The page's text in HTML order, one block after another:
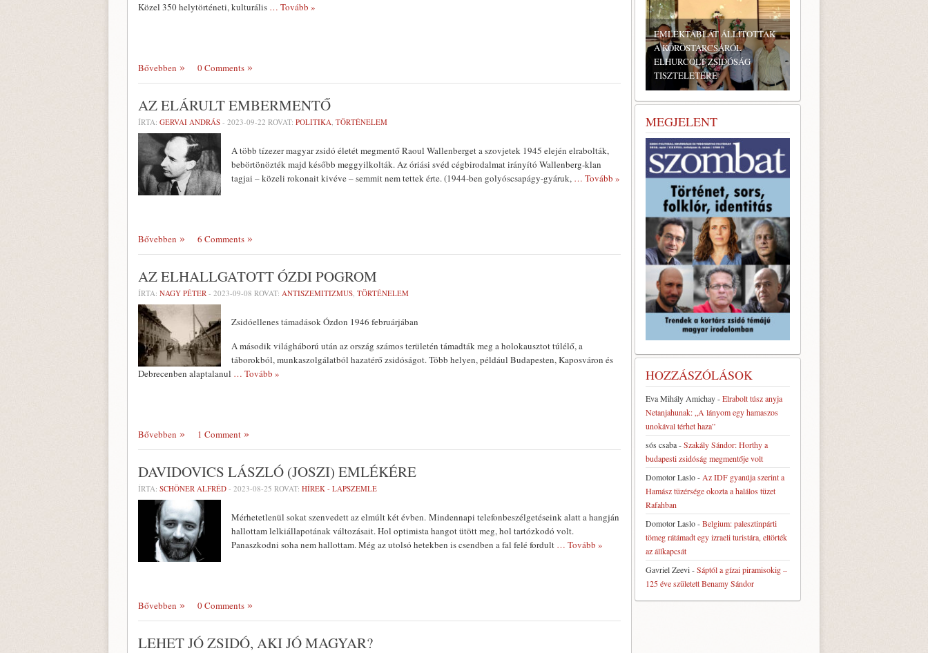
Közel 350 helytörténeti, kulturális … Tovább »
Bővebben 0 Comments
AZ ELÁRULT EMBERMENTŐ
ÍRTA: GERVAI ANDRÁS - 2023-09-22 ROVAT: POLITIKA, TÖRTÉNELEM
A több tízezer magyar zsidó életét megmentő Raoul Wallenberget a szovjetek 1945 elején elrabolták,
bebörtönözték majd később meggyilkolták. Az óriási svéd cégbirodalmat irányító Wallenberg-klan
tagjai – közeli rokonait kivéve – semmit nem tettek érte. (1944-ben golyóscsapágy-gyáruk, … Tovább »
Bővebben 6 Comments
AZ ELHALLGATOTT ÓZDI POGROM
ÍRTA: NAGY PÉTER - 2023-09-08 ROVAT: ANTISZEMITIZMUS, TÖRTÉNELEM
Zsidóellenes támadások Ózdon 1946 februárjában
A második világháború után az ország számos területén támadták meg a holokausztot túlélő, a
táborokból, munkaszolgálatból hazatérő zsidóságot. Több helyen, például Budapesten, Kaposváron és
Debrecenben alaptalanul … Tovább »
Bővebben 1 Comment
DAVIDOVICS LÁSZLÓ (JOSZI) EMLÉKÉRE
ÍRTA: SCHÖNER ALFRÉD - 2023-08-25 ROVAT: HÍREK - LAPSZEMLE
Mérhetetlenül sokat szenvedett az elmúlt két évben. Mindennapi telefonbeszélgetéseink alatt a hangján
hallottam lelkiállapotának változásait. Hol optimista hangot ütött meg, hol tartózkodó volt.
Panaszkodni soha nem hallottam. Még az utolsó hetekben is csendben a fal felé fordult … Tovább »
Bővebben 0 Comments
LEHET JÓ ZSIDÓ, AKI JÓ MAGYAR?
BONYHÁDI ZSIDÓ NAPOK
MEGJELENT
HOZZÁSZÓLÁSOK
Eva Mihály Amichay-Elrabolt túsz anyja
Netanjahunak: „A lányom egy hamaszos
unokával térhet haza”
sós csaba-Szakály Sándor: Horthy a
budapesti zsidóság megmentője volt
Domotor Laslo- Az IDF gyanúja szerint a
Hamász tüzérsége okozta a halálos tüzet
Rafahban
Domotor Laslo-Belgium: palesztinpárti
tömeg rátámadt egy izraeli turistára, eltörték
az állkapcsát
Gavriel Zeevi-Sáptól a gízai piramisokig –
125 éve született Benamy Sándor